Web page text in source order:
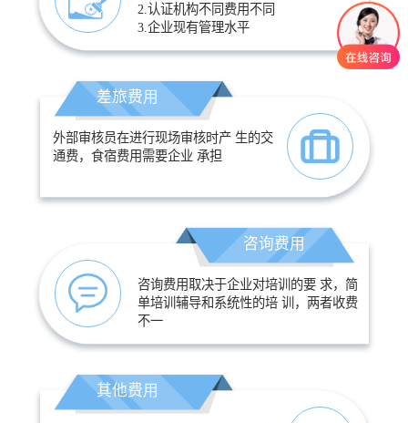
2.认证机构不同费用不同
3.企业现有管理水平
差旅费用
外部审核员在进行现场审核时产 生的交
通费，食宿费用需要企业 承担
咨询费用
咨询费用取决于企业对培训的要 求，简
单培训辅导和系统性的培 训，两者收费
不一
其他费用